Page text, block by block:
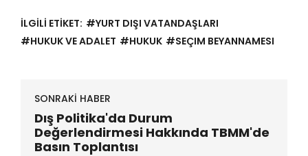
İLGİLİ ETİKET: #YURT DIŞI VATANDAŞLARI
#HUKUK VE ADALET #HUKUK #SEÇIM BEYANNAMESI
SONRAKİ HABER
Dış Politika'da Durum
Değerlendirmesi Hakkında TBMM'de
Basın Toplantısı